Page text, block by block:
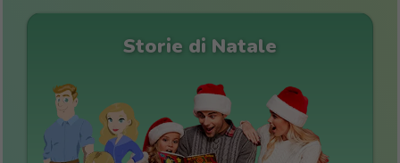
Storie di Natale